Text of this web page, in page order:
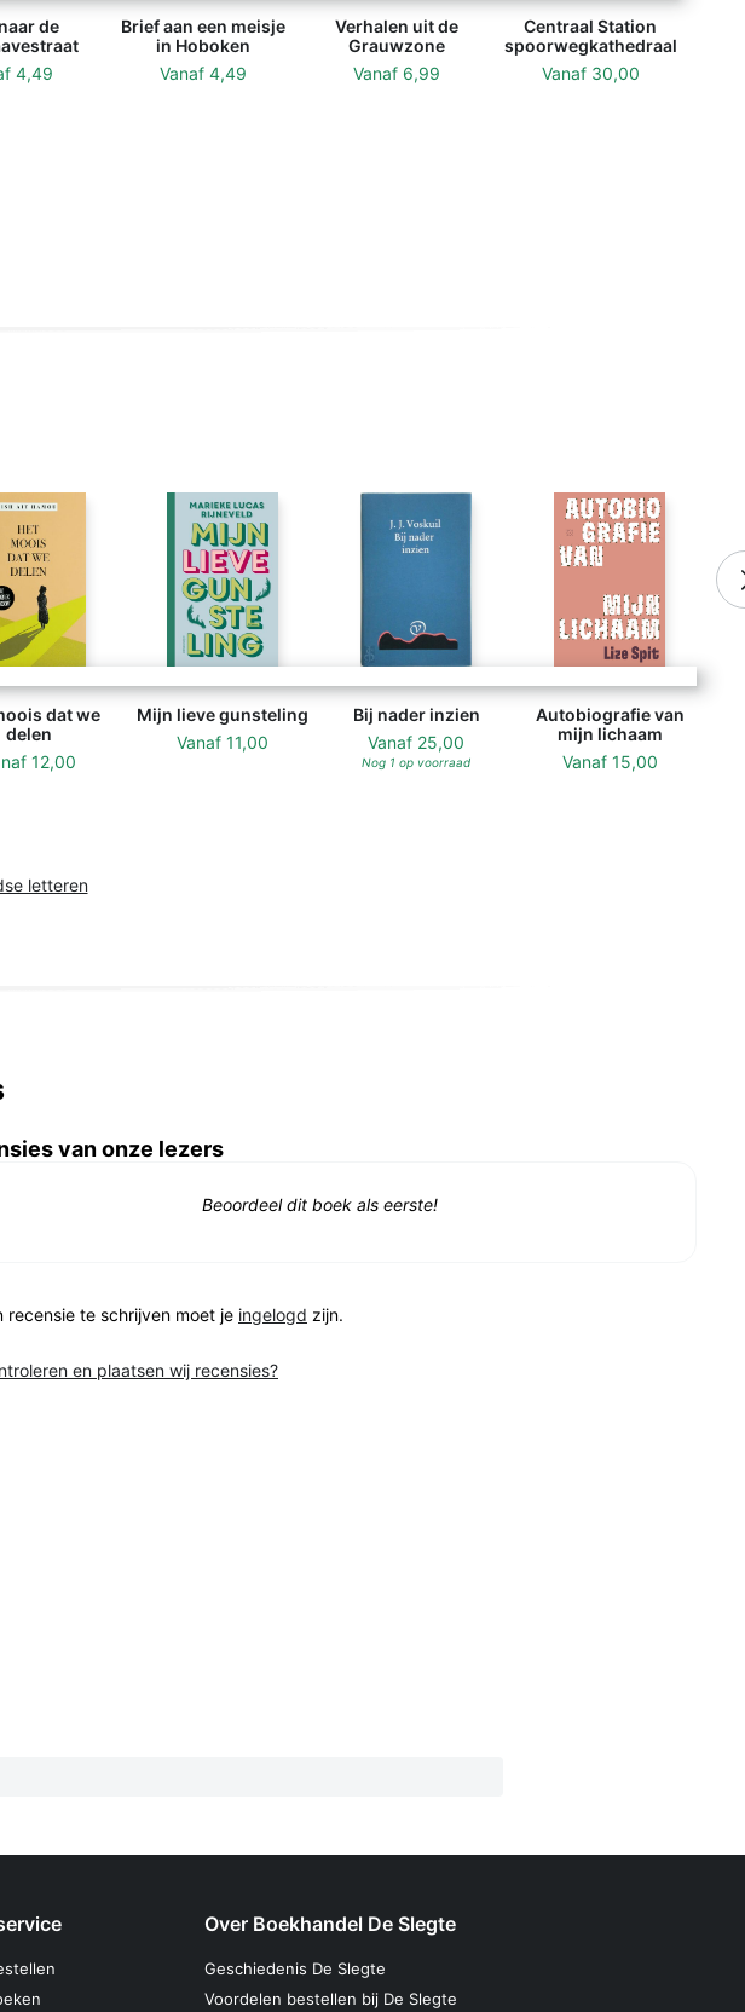
de
4,49
Brief aan een meisje
in Hoboken
Vanaf 4,49
Verhalen uit de
Grauwzone
Vanaf 6,99
Centraal Station
spoorwegkathedraal
Vanaf 30,00
dat we
delen
12,00
Mijn lieve gunsteling
Vanaf 11,00
Bij nader inzien
Vanaf 25,00
Nog 1 op voorraad
Autobiografie van
mijn lichaam
Vanaf 15,00
letteren
van onze lezers
Beoordeel dit boek als eerste!
recensie te schrijven moet je ingelogd zijn.
en plaatsen wij recensies?
Over Boekhandel De Slegte
Geschiedenis De Slegte
Voordelen bestellen bij De Slegte